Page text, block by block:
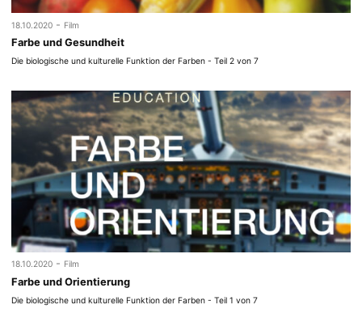
18.10.2020 - Film
Farbe und Gesundheit
Die biologische und kulturelle Funktion der Farben - Teil 2 von 7
18.10.2020 - Film
Farbe und Orientierung
Die biologische und kulturelle Funktion der Farben - Teil 1 von 7